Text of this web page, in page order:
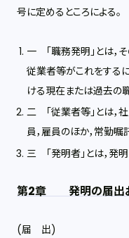
号に定めるところによる。
一 「職務発明」とは，
従業者等がこれをする
ける現在または過去の
二 「従業者等」とは，
員，雇員のほか，常勤嘱
三 「発明者」とは，発
第2章 発明の届出
(届 出)